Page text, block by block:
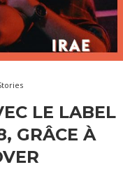
LE LABEL
GRÂCE À